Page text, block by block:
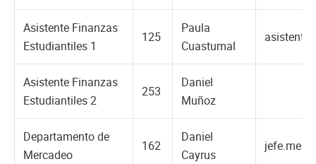
Asistente Finanzas
Estudiantiles 1
125
Paula
Cuastumal
Asistente Finanzas
Estudiantiles 2
253
Daniel
Muñoz
Departamento de
Mercadeo
162
Daniel
Cayrus